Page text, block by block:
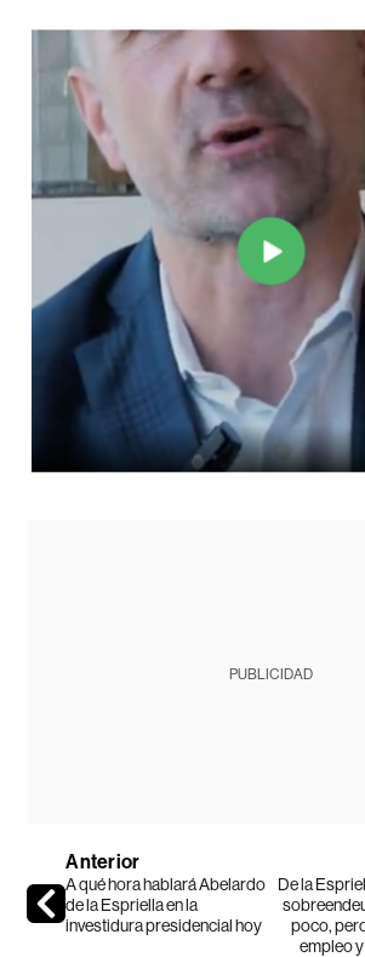
PUBLICIDAD
Anterior
A qué hora hablará Abelardo
de la Espriella en la
investidura presidencial hoy
De la
poco,
empleo